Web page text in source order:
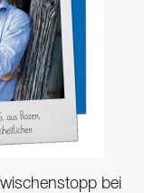
bei